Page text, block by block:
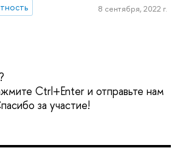
8 сентября, 2022 г.
Ctrl+Enter и отправьте нам
за участие!